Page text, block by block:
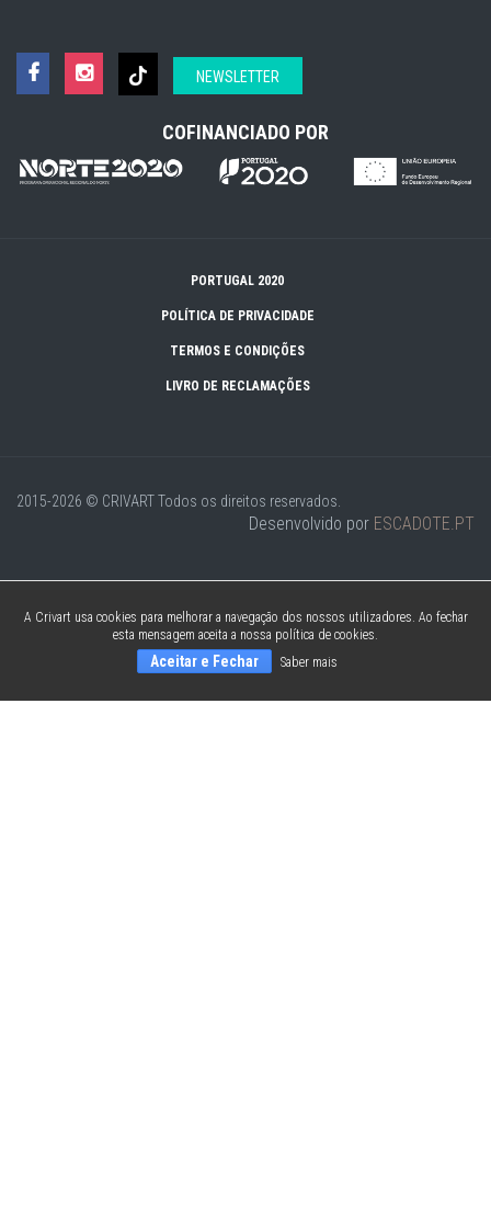
NEWSLETTER
COFINANCIADO POR
PORTUGAL 2020
POLÍTICA DE PRIVACIDADE
TERMOS E CONDIÇÕES
LIVRO DE RECLAMAÇÕES
2015-2026 © CRIVARTTodos os direitos reservados.
Desenvolvido por ESCADOTE.PT
A Crivart usa cookies para melhorar a navegação dos nossos utilizadores. Ao fechar
esta mensagem aceita a nossa política de cookies.
Aceitar e Fechar Saber mais